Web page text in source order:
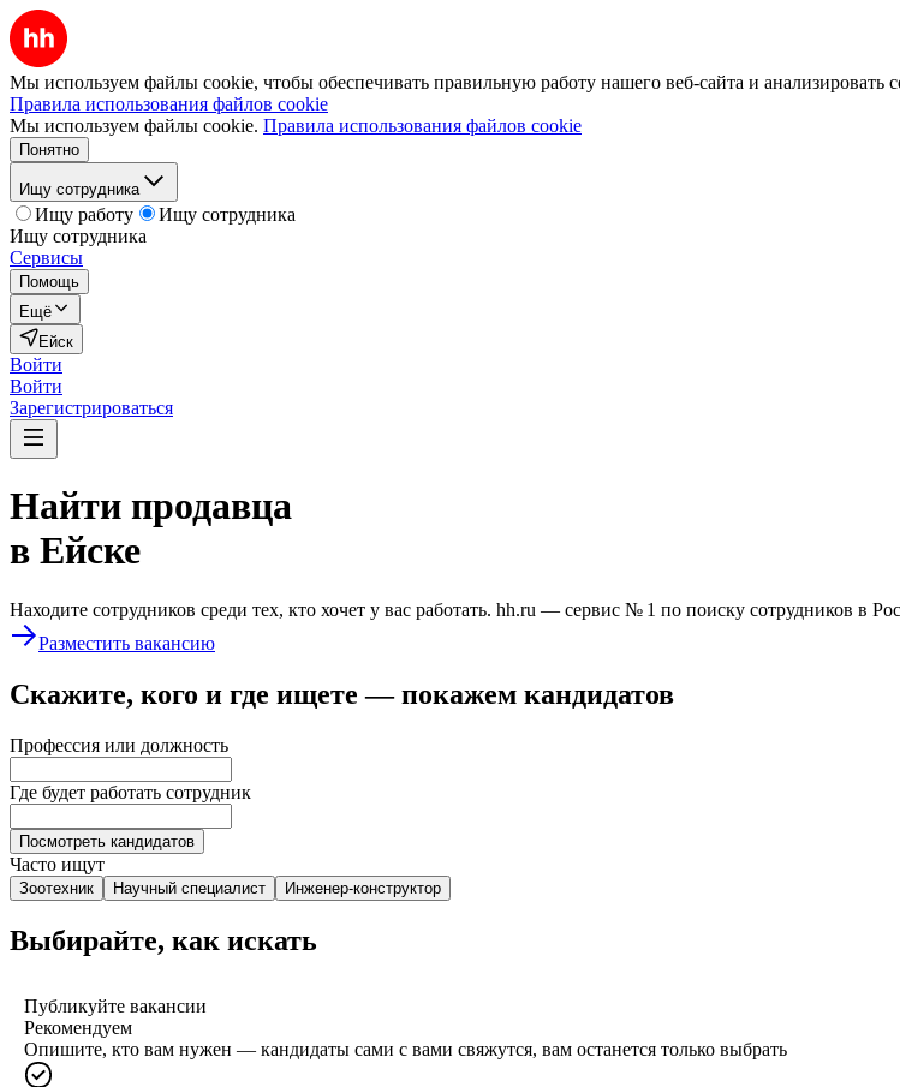
Мы используем файлы cookie, чтобы обеспечивать правильную работу нашего веб-сайта и анализировать
Правила использования файлов cookie
Мы используем файлы cookie. Правила использования файлов cookie
Понятно
Ищу сотрудника
Ищу работу
Ищу сотрудника
Ищу сотрудника
Сервисы
Помощь
Ещё
Ейск
Войти
Войти
Зарегистрироваться
Найти продавца
в Ейске
Находите сотрудников среди тех, кто хочет у вас работать. hh.ru — сервис № 1 по поиску сотрудников в
Разместить вакансию
Скажите, кого и где ищете — покажем кандидатов
Профессия или должность
Где будет работать сотрудник
Посмотреть кандидатов
Часто ищут
Зоотехник Научный специалист Инженер-конструктор
Выбирайте, как искать
Публикуйте вакансии
Рекомендуем
Опишите, кто вам нужен — кандидаты сами с вами свяжутся, вам останется только выбрать